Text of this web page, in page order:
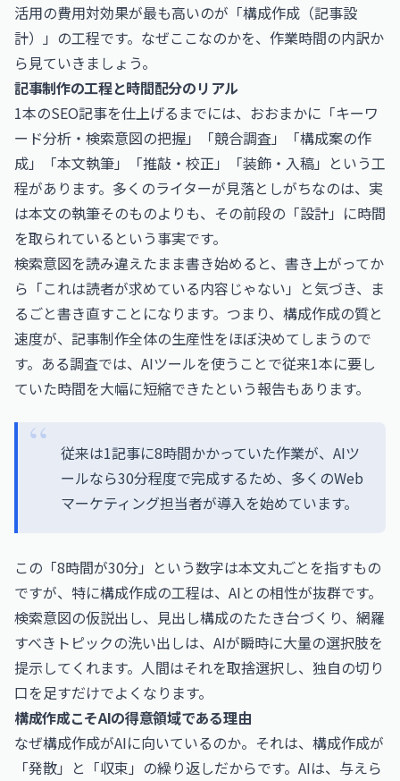
活用の費用対効果が最も高いのが「構成作成（記事設
計）」の工程です。なぜここなのかを、作業時間の内訳か
ら見ていきましょう。
記事制作の工程と時間配分のリアル
1本のSEO記事を仕上げるまでには、おおまかに「キーワ
ード分析・検索意図の把握」「競合調査」「構成案の作
成」「本文執筆」「推敲・校正」「装飾・入稿」という工
程があります。多くのライターが見落としがちなのは、実
は本文の執筆そのものよりも、その前段の「設計」に時間
を取られているという事実です。
検索意図を読み違えたまま書き始めると、書き上がってか
ら「これは読者が求めている内容じゃない」と気づき、ま
るごと書き直すことになります。つまり、構成作成の質と
速度が、記事制作全体の生産性をほぼ決めてしまうので
す。ある調査では、AIツールを使うことで従来1本に要し
ていた時間を大幅に短縮できたという報告もあります。
従来は1記事に8時間かかっていた作業が、AIツ
ールなら30分程度で完成するため、多くのWeb
マーケティング担当者が導入を始めています。
この「8時間が30分」という数字は本文丸ごとを指すもの
ですが、特に構成作成の工程は、AIとの相性が抜群です。
検索意図の仮説出し、見出し構成のたたき台づくり、網羅
すべきトピックの洗い出しは、AIが瞬時に大量の選択肢を
提示してくれます。人間はそれを取捨選択し、独自の切り
口を足すだけでよくなります。
構成作成こそAIの得意領域である理由
なぜ構成作成がAIに向いているのか。それは、構成作成が
「発散」と「収束」の繰り返しだからです。AIは、与えら